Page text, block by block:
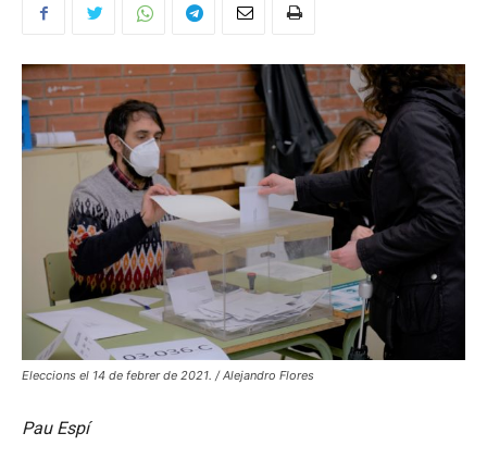
Eleccions el 14 de febrer de 2021. / Alejandro Flores
Pau Espí